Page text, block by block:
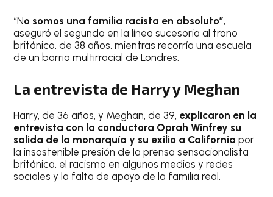
“No somos una familia racista en absoluto”,
aseguró el segundo en la línea sucesoria al trono
británico, de 38 años, mientras recorría una escuela
de un barrio multirracial de Londres.
La entrevista de Harry y Meghan
Harry, de 36 años, y Meghan, de 39, explicaron en la
entrevista con la conductora Oprah Winfrey su
salida de la monarquía y su exilio a California por
la insostenible presión de la prensa sensacionalista
británica, el racismo en algunos medios y redes
sociales y la falta de apoyo de la familia real.